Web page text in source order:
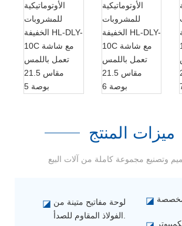
ميزات المنتج
◪ لوحة مفاتيح متينة من
◪